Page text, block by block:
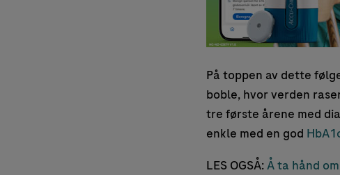
På toppen av dette
boble, hvor verden
tre første årene med
enkle med en god
LES OGSÅ:Å ta hånd